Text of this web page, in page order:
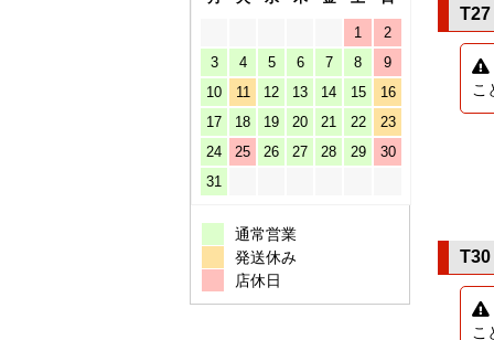
1
2
3
4 5 6 7 8
9
10
11 12 13 14 15
16
17
18 19 20 21 22
23
24
25 26 27 28 29
30
31
通常営業
発送休み
店休日
T27
こ
T30
こ